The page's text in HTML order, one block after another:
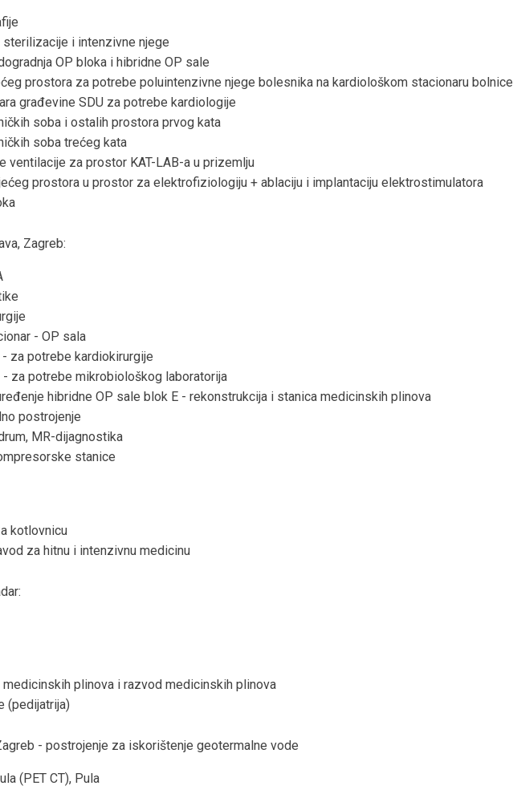
sterilizacije i intenzivne njege
OP bloka i hibridne OP sale
prostora za potrebe poluintenzivne njege bolesnika na kardiološkom stacionaru bolnice
građevine SDU za potrebe kardiologije
soba i ostalih prostora prvog kata
soba trećeg kata
ventilacije za prostor KAT-LAB-a u prizemlju
prostora u prostor za elektrofiziologiju + ablaciju i implantaciju elektrostimulatora
Zagreb:
- OP sala
za potrebe kardiokirurgije
- za potrebe mikrobiološkog laboratorija
hibridne OP sale blok E - rekonstrukcija i stanica medicinskih plinova
postrojenje
MR-dijagnostika
stanice
kotlovnicu
za hitnu i intenzivnu medicinu
medicinskih plinova i razvod medicinskih plinova
(pedijatrija)
- postrojenje za iskorištenje geotermalne vode
(PET CT), Pula